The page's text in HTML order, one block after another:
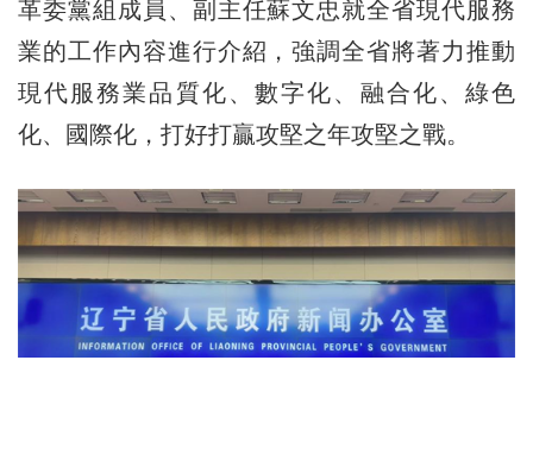
革委黨組成員、副主任蘇文忠就全省現代服務
業的工作內容進行介紹，強調全省將著力推動
現代服務業品質化、數字化、融合化、綠色
化、國際化，打好打贏攻堅之年攻堅之戰。